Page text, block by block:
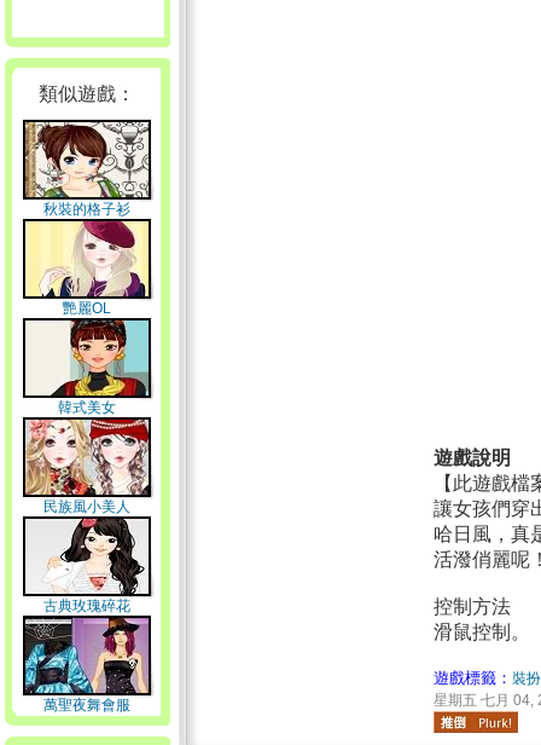
類似遊戲：
秋裝的格子衫
艷麗OL
韓式美女
民族風小美人
古典玫瑰碎花
萬聖夜舞會服
遊戲說明
【此遊戲
讓女孩們穿
哈日風，真
活潑俏麗呢
控制方法
滑鼠控制。
遊戲標籤： 裝扮
星期五 七月 04,